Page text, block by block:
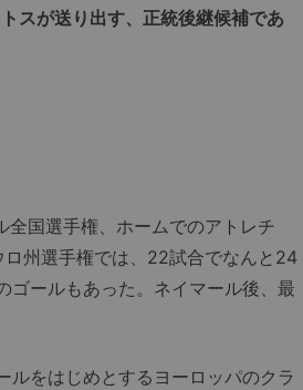
スが送り出す、正統後継候補であ
国選手権、ホームでのアトレチ
州選手権では、22試合でなんと24
ゴールもあった。ネイマール後、最
をはじめとするヨーロッパのクラ